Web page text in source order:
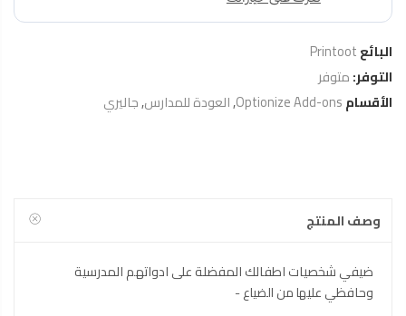
البائعPrintoot
التوفر:متوفر
الأقسامOptionize Add-ons
,العودة للمدارس,جاليري
وصف المنتج
ضيفي شخصيات اطفالك المفضلة على ادواتهم المدرسية
وحافظي عليها من الضياع -